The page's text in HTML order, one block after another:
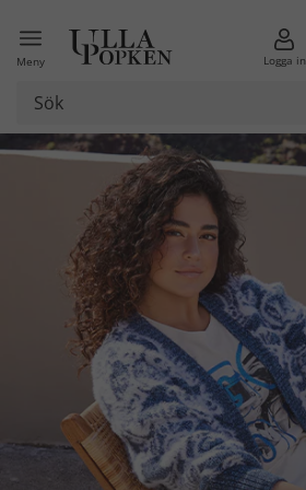
Meny Logga in